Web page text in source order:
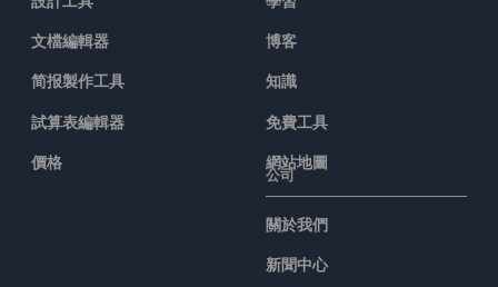
文檔編輯器
简报製作工具
試算表編輯器
價格
博客
知識
免費工具
網站地圖
公司
關於我們
新聞中心